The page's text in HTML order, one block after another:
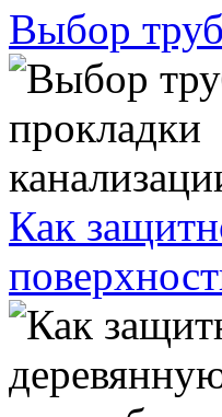
Выбор
Как